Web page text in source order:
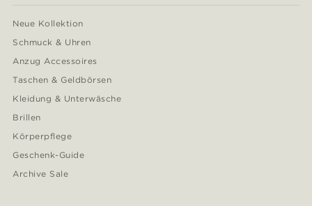
Neue Kollektion
Schmuck & Uhren
Anzug Accessoires
Taschen & Geldbörsen
Kleidung & Unterwäsche
Brillen
Körperpflege
Geschenk-Guide
Archive Sale